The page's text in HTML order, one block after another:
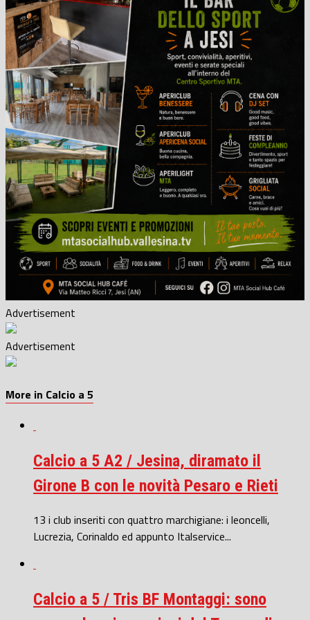
Advertisement
Advertisement
More in Calcio a 5
Calcio a 5 A2 / Jesina, diramato il
Girone B con le novità Pesaro e Rieti
13 i club inseriti con quattro marchigiane: i leoncelli,
Lucrezia, Corinaldo ed appunto Italservice...
Calcio a 5 / Tris BF Montaggi: sono